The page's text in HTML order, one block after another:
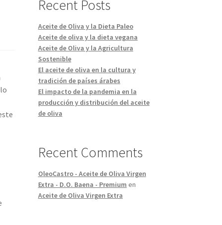
Recent Posts
Aceite de Oliva y la Dieta Paleo
Aceite de oliva y la dieta vegana
Aceite de Oliva y la Agricultura
Sostenible
El aceite de oliva en la cultura y
tradición de países árabes
El impacto de la pandemia en la
producción y distribución del aceite
de oliva
Recent Comments
OleoCastro - Aceite de Oliva Virgen
Extra - D.O. Baena - Premium en
Aceite de Oliva Virgen Extra